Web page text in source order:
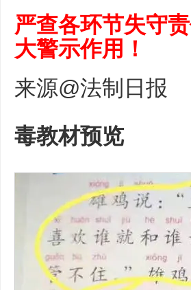
严查各环节失守
大警示作用！
来源@法制日报
毒教材预览